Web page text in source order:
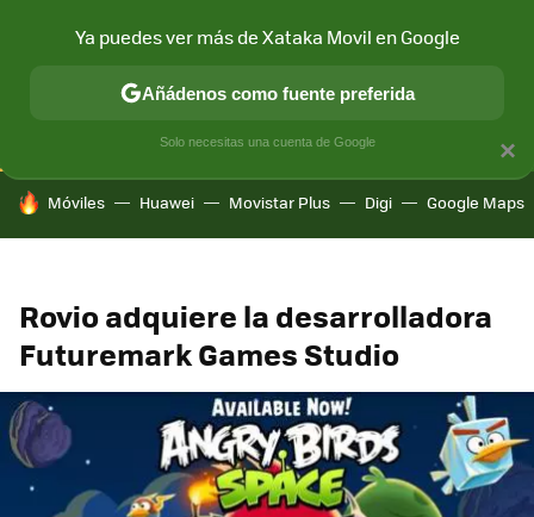
CONECTIVIDAD MÓVIL Y SOCIEDAD APLICACIONES
HOY SE HABLA DE
Móviles Huawei Movistar Plus Digi Google Maps
Rovio adquiere la desarrolladora
Futuremark Games Studio
×
Ya puedes ver más de Xataka Movil en Google
Añádenos como fuente preferida
Solo necesitas una cuenta de Google